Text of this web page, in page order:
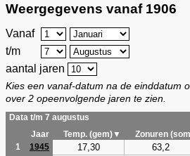
Weergegevens vanaf 1906
Vanaf
t/m
aantal jaren
Kies een vanaf-datum na de einddatum
over 2 opeenvolgende jaren te zien.
Data t/m 7 augustus
Jaar
Temp. (gem)▼ Zonuren
1
1945 17,30 63,2